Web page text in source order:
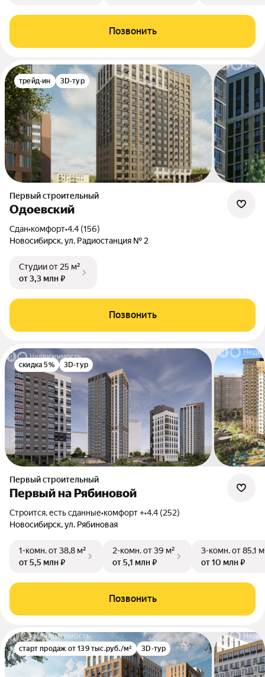
Позвонить
трейд-ин 3D-тур
Первый строительный
Одоевский
Сдан•комфорт•4.4 (156)
Новосибирск, ул. Радиостанция № 2
Студииот 25 м²
от 3,3 млн ₽
Позвонить
скидка 5% 3D-тур
Первый строительный
Первый на Рябиновой
Строится, есть сданные•комфорт +•4.4 (252)
Новосибирск, ул. Рябиновая
1-комн.от 38,8 м²
от 5,5 млн ₽
2-комн.от 39 м²
от 5,1 млн ₽
3-комн.от 85,1
от 10 млн ₽
Позвонить
старт продаж от 139 тыс.руб./м² 3D-тур